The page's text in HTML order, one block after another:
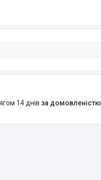
14 днів за домовленістю